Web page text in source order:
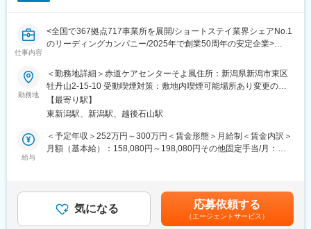
■当社の魅力：
毎朝、スタッフ全員で情報共有のミーティングを実施していま
す。お客様の体調や変化、業務連絡をしっかり共有することで、
チーム全体でスムーズに連携。困った時もすぐ相談・フォローで
場だからこそ、スタッフ同士の信頼関係も深まります。
ご自宅での介護が難しい時に短期間利用される施設で、幅広い介
護度のお客様と関わることができます。食事・入浴・排泄の介助
はもちろん、夜勤を通じた24時間ケアの経験も積める環境です。
す。
仕事内容
<全国で367拠点717事業所を展開/ショートステイ業界シェアNo.1
のリーディングカンパニー/2025年で創業50周年の安定企業>
■業務内容：
お客様の笑顔と安心を支える介護のお仕事です。日常生活のサポ
ートや身体介助（食事・入浴・排せつ・移乗など）をはじめ、レ
クリエーションの企画・実施、ご利用報告などの書類作成、送迎
業務など幅広い業務を担当。チームで協力しながら、お客様の笑
顔をつくるやりがいのあるお仕事です。
に見える評価」でやりがいを感じながら、仕事へのモチベーショ
ンを高められる制度です。努力が収入アップに直結する環境で、
勤務地
＜勤務地詳細＞赤道ケアセンターそよ風住所：新潟県新潟市東区
牡丹山2-15-10 受動喫煙対策：敷地内喫煙可能場所あり変更の範
囲：（雇入れ直後）募集施設 （変更の範囲）近隣都道府県の施設
【最寄り駅】
東新潟駅、新潟駅、越後石山駅
給与
＜予定年収＞252万円～300万円＜賃金形態＞月給制＜賃金内訳＞
月額（基本給）：158,080円～198,080円その他固定手当/月：
実績▼下記別途支給通勤手当年末年始手当：380円/時※12/30 0時
～1/3 24時賃金はあくまでも目安の金額であり、選考を通じて上
下する可能性があります。月給(月額)は固定手当を含めた表記で
気になる 応募依頼する
（エージェントサービス）